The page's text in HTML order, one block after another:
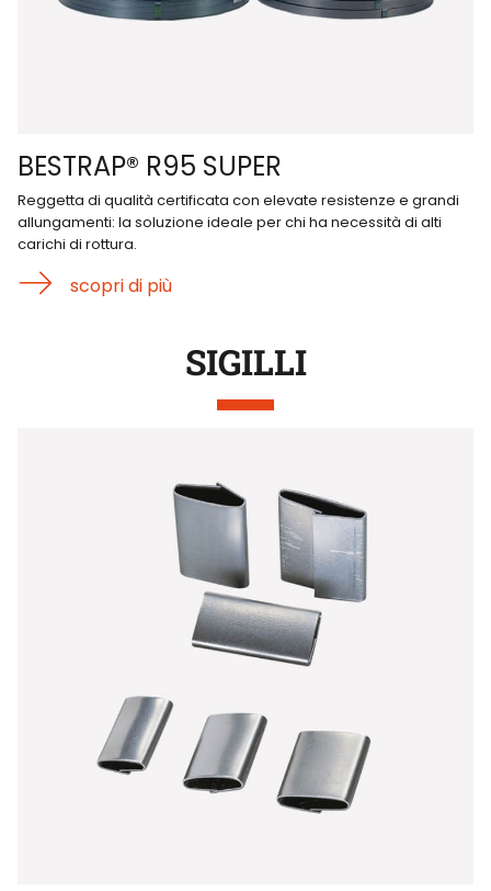
BESTRAP® R95 SUPER
Reggetta di qualità certificata con elevate resistenze e grandi
allungamenti: la soluzione ideale per chi ha necessità di alti
carichi di rottura.
scopri di più
SIGILLI